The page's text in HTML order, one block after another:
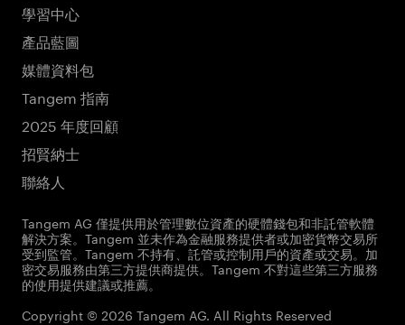
學習中心
產品藍圖
媒體資料包
Tangem 指南
2025 年度回顧
招賢納士
聯絡人
Tangem AG 僅提供用於管理數位資產的硬體錢包和非託管軟體
解決方案。Tangem 並未作為金融服務提供者或加密貨幣交易所
受到監管。Tangem 不持有、託管或控制用戶的資產或交易。加
密交易服務由第三方提供商提供。Tangem 不對這些第三方服務
的使用提供建議或推薦。